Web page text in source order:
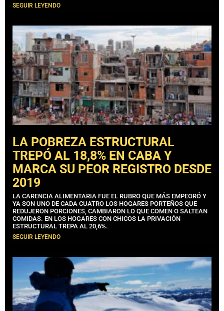
SEGUIR LEYENDO
LA POBREZA ESTRUCTURAL
TREPÓ AL 18,8% EN CABA Y
MARCA SU PEOR REGISTRO DESDE
2019
LA CARENCIA ALIMENTARIA FUE EL RUBRO QUE MÁS EMPEORÓ Y
YA SON UNO DE CADA CUATRO LOS HOGARES PORTEÑOS QUE
REDUJERON PORCIONES, CAMBIARON LO QUE COMEN O SALTEAN
COMIDAS. EN LOS HOGARES CON CHICOS LA PRIVACIÓN
ESTRUCTURAL TREPA AL 20,6%.
SEGUIR LEYENDO